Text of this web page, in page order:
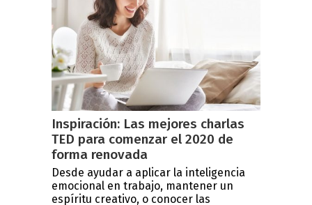
Inspiración: Las mejores charlas
TED para comenzar el 2020 de
forma renovada
Desde ayudar a aplicar la inteligencia
emocional en trabajo, mantener un
espíritu creativo, o conocer las